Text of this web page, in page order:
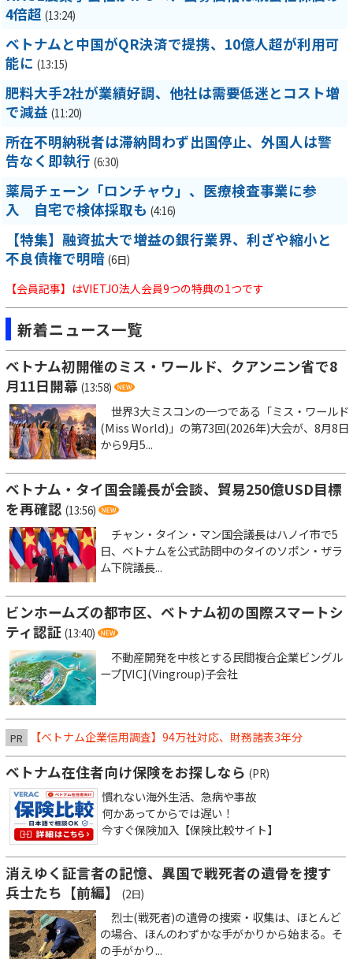
4倍超 (13:24)
ベトナムと中国がQR決済で提携、10億人超が利用可
能に (13:15)
肥料大手2社が業績好調、他社は需要低迷とコスト増
で減益 (11:20)
所在不明納税者は滞納問わず出国停止、外国人は警
告なく即執行 (6:30)
薬局チェーン「ロンチャウ」、医療検査事業に参
入 自宅で検体採取も (4:16)
【特集】融資拡大で増益の銀行業界、利ざや縮小と
不良債権で明暗 (6日)
【会員記事】はVIETJO法人会員9つの特典の1つです
新着ニュース一覧
ベトナム初開催のミス・ワールド、クアンニン省で8
月11日開幕 (13:58)
世界3大ミスコンの一つである「ミス・ワールド
(Miss World)」の第73回(2026年)大会が、8月8日
から9月5...
ベトナム・タイ国会議長が会談、貿易250億USD目標
を再確認 (13:56)
チャン・タイン・マン国会議長はハノイ市で5
日、ベトナムを公式訪問中のタイのソポン・ザラ
ム下院議長...
ビンホームズの都市区、ベトナム初の国際スマートシ
ティ認証 (13:40)
不動産開発を中核とする民間複合企業ビングル
ープ[VIC](Vingroup)子会社
PR 【ベトナム企業信用調査】94万社対応、財務諸表3年分
ベトナム在住者向け保険をお探しなら (PR)
慣れない海外生活、急病や事故
何かあってからでは遅い！
今すぐ保険加入【保険比較サイト】
消えゆく証言者の記憶、異国で戦死者の遺骨を捜す
兵士たち【前編】
(2日)
烈士(戦死者)の遺骨の捜索・収集は、ほとんど
の場合、ほんのわずかな手がかりから始まる。そ
の手がかり...